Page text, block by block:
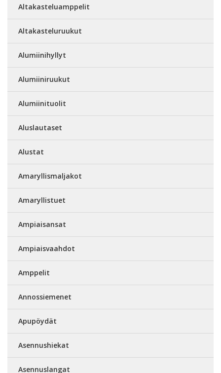
Altakasteluamppelit
Altakasteluruukut
Alumiinihyllyt
Alumiiniruukut
Alumiinituolit
Aluslautaset
Alustat
Amaryllismaljakot
Amaryllistuet
Ampiaisansat
Ampiaisvaahdot
Amppelit
Annossiemenet
Apupöydät
Asennushiekat
Asennuslangat